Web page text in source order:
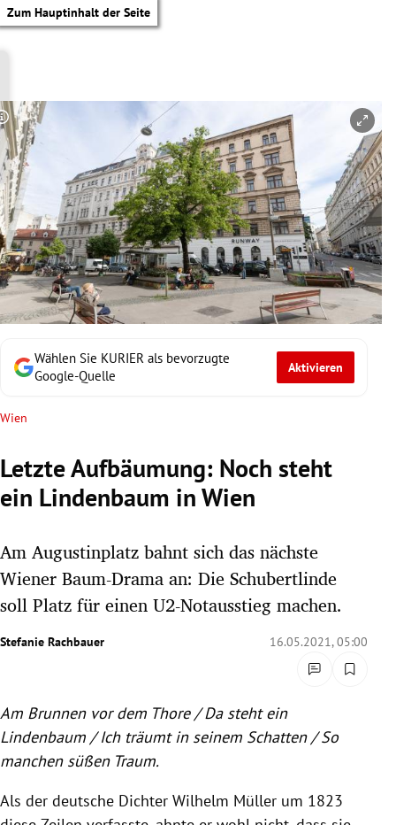
Zum Hauptinhalt der Seite
Untermenü
Untermenü
Untermenü
Untermenü
Untermenü
Untermenü
Untermenü
Untermenü
Wählen Sie KURIER als bevorzugte
Google-Quelle
Aktivieren
Wien
Letzte Aufbäumung: Noch steht
ein Lindenbaum in Wien
Am Augustinplatz bahnt sich das nächste
Wiener Baum-Drama an: Die Schubertlinde
soll Platz für einen U2-Notausstieg machen.
Stefanie Rachbauer 16.05.2021, 05:00
Copyright-Hinweis öffnen/schließen
Am Brunnen vor dem Thore / Da steht ein
Lindenbaum / Ich träumt in seinem Schatten / So
manchen süßen Traum.
Als der deutsche Dichter Wilhelm Müller um 1823